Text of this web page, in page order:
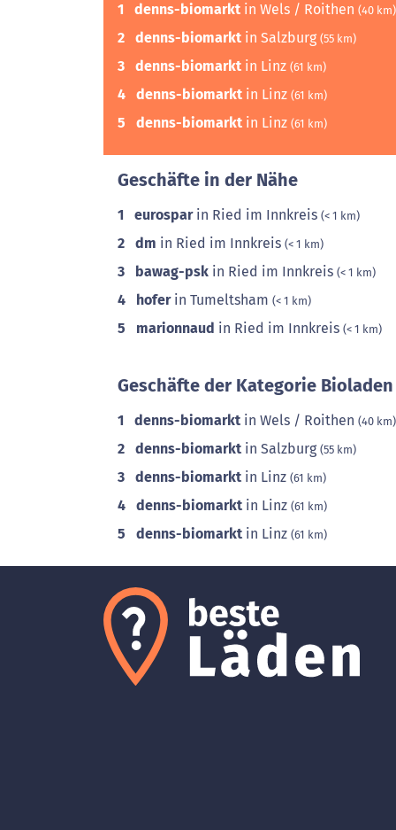
1 denns-biomarkt in Wels / Roithen (40 km)
2 denns-biomarkt in Salzburg (55 km)
3 denns-biomarkt in Linz (61 km)
4 denns-biomarkt in Linz (61 km)
5 denns-biomarkt in Linz (61 km)
Geschäfte in der Nähe
1 eurosparin Ried im Innkreis (< 1 km)
2 dm in Ried im Innkreis (< 1 km)
3 bawag-psk in Ried im Innkreis (< 1 km)
4 hoferin Tumeltsham (< 1 km)
5 marionnaud in Ried im Innkreis (< 1 km)
Geschäfte der Kategorie
1 denns-biomarkt in Wels / Roithen (40 km)
2 denns-biomarkt in Salzburg (55 km)
3 denns-biomarkt in Linz (61 km)
4 denns-biomarkt in Linz (61 km)
5 denns-biomarkt in Linz (61 km)